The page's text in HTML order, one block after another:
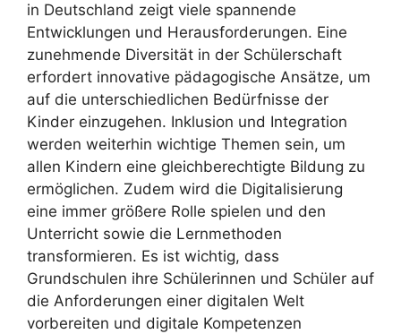
in Deutschland zeigt viele spannende
Entwicklungen und Herausforderungen. Eine
zunehmende Diversität in der Schülerschaft
erfordert innovative pädagogische Ansätze, um
auf die unterschiedlichen Bedürfnisse der
Kinder einzugehen. Inklusion und Integration
werden weiterhin wichtige Themen sein, um
allen Kindern eine gleichberechtigte Bildung zu
ermöglichen. Zudem wird die Digitalisierung
eine immer größere Rolle spielen und den
Unterricht sowie die Lernmethoden
transformieren. Es ist wichtig, dass
Grundschulen ihre Schülerinnen und Schüler auf
die Anforderungen einer digitalen Welt
vorbereiten und digitale Kompetenzen